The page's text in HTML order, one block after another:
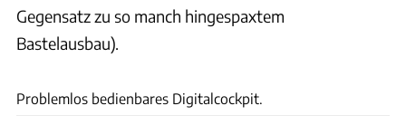
Gegensatz zu so manch hingespaxtem
Bastelausbau).
Problemlos bedienbares Digitalcockpit.